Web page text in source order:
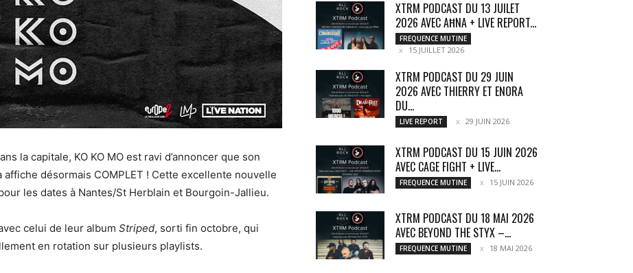
la capitale, KO KO MO est ravi d’annoncer que son
désormais COMPLET ! Cette excellente nouvelle
les dates à Nantes/St Herblain et Bourgoin-Jallieu.
celui de leur album Striped, sorti fin octobre, qui
en rotation sur plusieurs playlists.
XTRM PODCAST DU 13 JUILET
2026 AVEC AĦNA + LIVE REPORT...
FREQUENCE MUTINE
15 JUILLET 2026
XTRM PODCAST DU 29 JUIN
2026 AVEC THIERRY ET ENORA
DU...
LIVE REPORT 29 JUIN 2026
XTRM PODCAST DU 15 JUIN 2026
AVEC CAGE FIGHT + LIVE...
FREQUENCE MUTINE 15 JUIN 2026
XTRM PODCAST DU 18 MAI 2026
AVEC BEYOND THE STYX –...
FREQUENCE MUTINE 18 MAI 2026